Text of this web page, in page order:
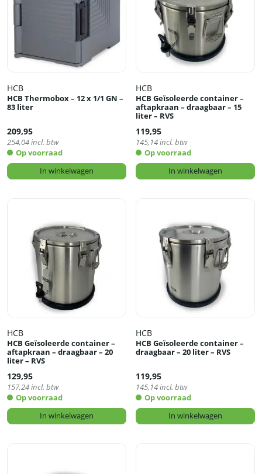
HCB
HCB Thermobox – 12 x 1/1 GN –
83 liter
209,95
254,04incl. btw
Op voorraad
In winkelwagen
HCB
HCB Geïsoleerde container –
aftapkraan – draagbaar – 15
liter – RVS
119,95
145,14incl. btw
Op voorraad
In winkelwagen
HCB
HCB Geïsoleerde container –
aftapkraan – draagbaar – 20
liter – RVS
129,95
157,24incl. btw
Op voorraad
In winkelwagen
HCB
HCB Geïsoleerde container –
draagbaar – 20 liter – RVS
119,95
145,14incl. btw
Op voorraad
In winkelwagen